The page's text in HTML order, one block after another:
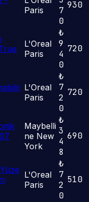
Paris
7
0
930
L'Oreal
Paris
₺
9
4
0
720
L'Oreal
Paris
₺
7
2
0
720
Maybelli
ne New
York
₺
3
4
8
690
L'Oreal
Paris
₺
7
2
0
510